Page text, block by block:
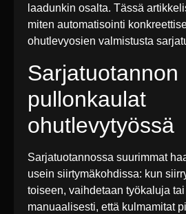
laadunkin osalta. Tässä
miten automatisointi
ohutlevyosien valmistusta
Sarjatuotannon
pullonkaulat
ohutlevytyössä
Sarjatuotannossa suurimmat
usein siirtymäkohdissa: kun
toiseen, vaihdetaan työkaluja
manuaalisesti, että kulmamitat